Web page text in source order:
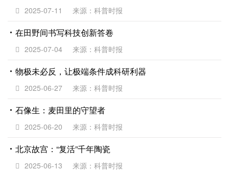
2025-07-11 来源：科普时报
在田野间书写科技创新答卷
2025-07-04 来源：科普时报
物极未必反，让极端条件成科研利器
2025-06-27 来源：科普时报
石像生：麦田里的守望者
2025-06-20 来源：科普时报
北京故宫：“复活”千年陶瓷
2025-06-13 来源：科普时报